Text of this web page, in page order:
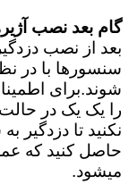
گام بعد نصب
بعد از نصب
سنسورها با در
شوند.برای
را یک یک در
نکنید تا دزدگیر
حاصل کنید که
میشود.